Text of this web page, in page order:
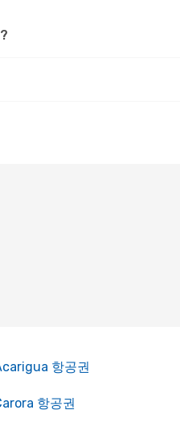
항공권
항공권